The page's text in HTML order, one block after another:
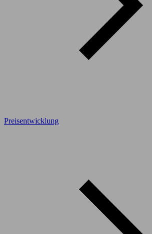
Preisentwicklung